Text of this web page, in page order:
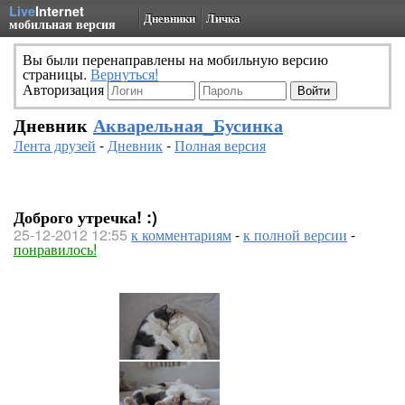
LiveInternet
мобильная версия Дневники Личка
Вы были перенаправлены на мобильную версию
страницы. Вернуться!
Авторизация
Дневник Акварельная_Бусинка
Лента друзей -Дневник-Полная версия
Доброго утречка! :)
25-12-2012 12:55 к комментариям-к полной версии -
понравилось!